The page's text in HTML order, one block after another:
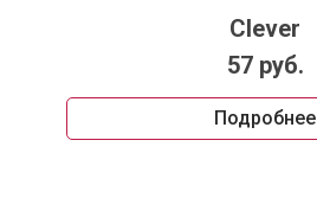
Clever
57 руб.
Подробнее